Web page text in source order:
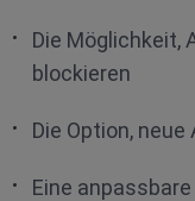
Die Möglichkeit,
blockieren
Die Option,
Eine